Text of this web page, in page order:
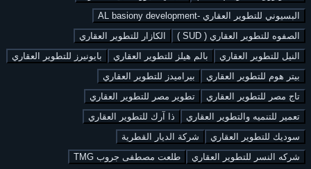
البسيوني للتطوير العقاري -AL basiony development
الصفوه للتطوير العقاري ( SUD )
الكازار للتطوير العقاري
النيل للتطوير العقاري
بالم هيلز للتطوير العقاري
بايونيرز للتطوير العقاري
بيتر هوم للتطوير العقاري
بيراميدز للتطوير العقاري
تاج مصر للتطوير العقاري
تطوير مصر للتطوير العقاري
تعمير للتنميه والتطوير العقاري
ذا آرك للتطوير العقاري
سوديك للتطوير العقاري
شركة الديار القطرية
شركه النسر للتطوير العقاري
طلعت مصطفى جروب TMG